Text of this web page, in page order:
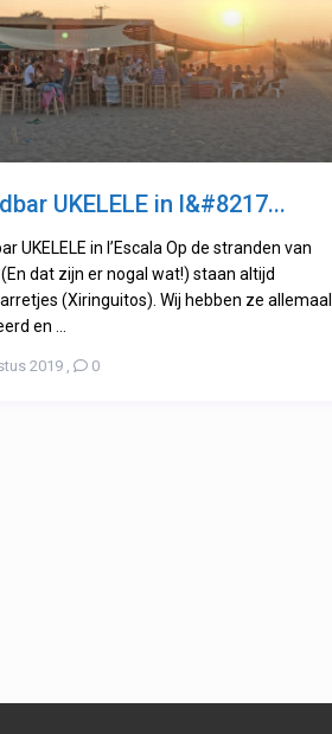
UKELELE in l&#8217...
UKELELE in l’Escala Op de stranden van
(En dat zijn er nogal wat!) staan altijd
(Xiringuitos). Wij hebben ze allemaal
en ...
2019 0